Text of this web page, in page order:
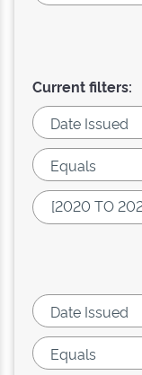
Current filters: